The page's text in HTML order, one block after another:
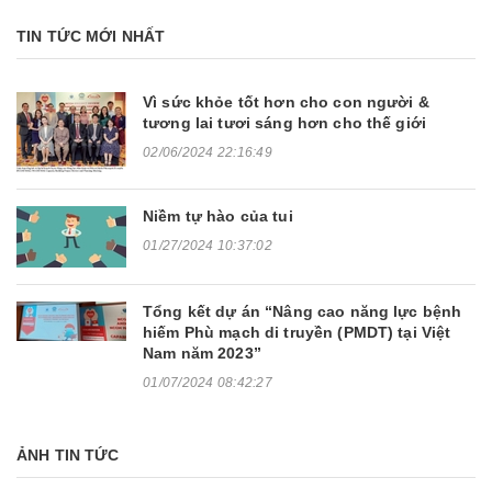
TIN TỨC MỚI NHẤT
Vì sức khỏe tốt hơn cho con người &
tương lai tươi sáng hơn cho thế giới
02/06/2024 22:16:49
Niềm tự hào của tui
01/27/2024 10:37:02
Tổng kết dự án “Nâng cao năng lực bệnh
hiếm Phù mạch di truyền (PMDT) tại Việt
Nam năm 2023”
01/07/2024 08:42:27
ẢNH TIN TỨC